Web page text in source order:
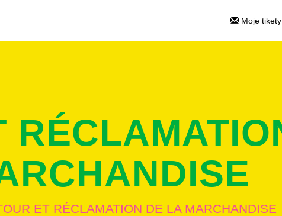
Moje tikety
ET RÉCLAMATION DE LA MARCHANDISE